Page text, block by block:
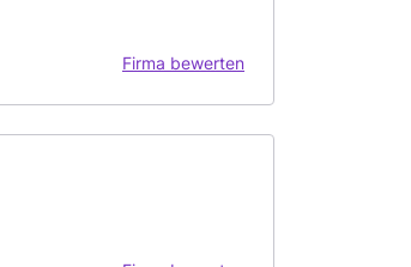
Firma bewerten